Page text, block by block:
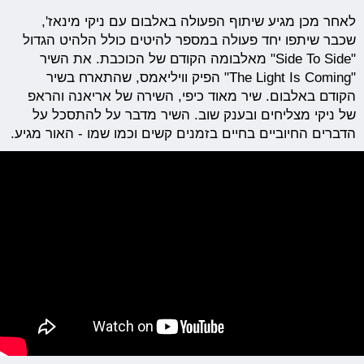
לאחר מכן מגיע שיתוף הפעולה באלבום עם ניקי מינאז',
שכבר שיתפו יחד פעולה במספר להיטים כולל הלהיט הגדול
"Side To Side" מאלבומה הקודם של הכוכבת. את השיר
"The Light Is Coming" הפיק וויליאמס, שהתארח בשיר
הקודם באלבום. שיר מאוד כיפי, השירה של אריאנה והראפ
של ניקי מצליחים ובענק שוב. השיר מדבר על להתסכל על
הדברים החיוביים בחיים בזמנים קשים וכמו שמו - האור מגיע.